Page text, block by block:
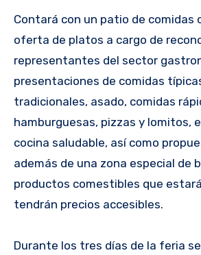
Contará con un patio de comidas
oferta de platos a cargo de
representantes del sector
presentaciones de comidas
tradicionales, asado, comidas
hamburguesas, pizzas y lomitos,
cocina saludable, así como
además de una zona especial de
productos comestibles que
tendrán precios accesibles.
Durante los tres días de la feria